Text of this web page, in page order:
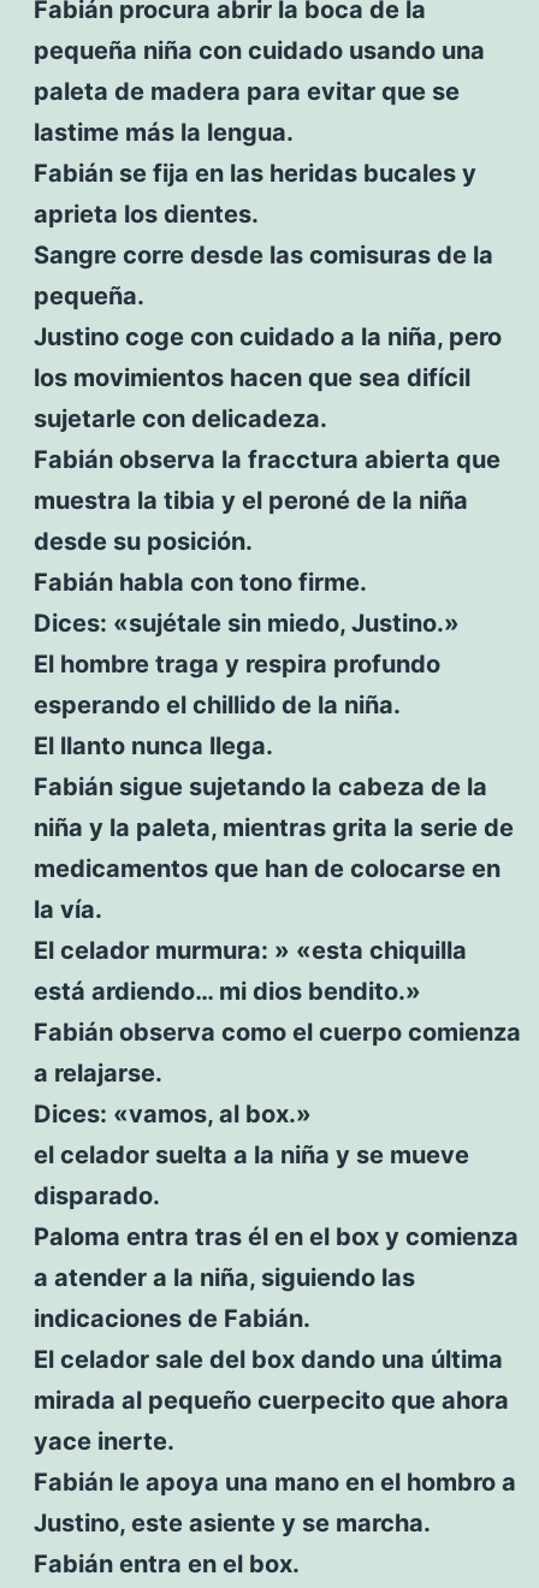
Fabián procura abrir la boca de la
pequeña niña con cuidado usando una
paleta de madera para evitar que se
lastime más la lengua.
Fabián se fija en las heridas bucales y
aprieta los dientes.
Sangre corre desde las comisuras de la
pequeña.
Justino coge con cuidado a la niña, pero
los movimientos hacen que sea difícil
sujetarle con delicadeza.
Fabián observa la fracctura abierta que
muestra la tibia y el peroné de la niña
desde su posición.
Fabián habla con tono firme.
Dices: «sujétale sin miedo, Justino.»
El hombre traga y respira profundo
esperando el chillido de la niña.
El llanto nunca llega.
Fabián sigue sujetando la cabeza de la
niña y la paleta, mientras grita la serie de
medicamentos que han de colocarse en
la vía.
El celador murmura: » «esta chiquilla
está ardiendo… mi dios bendito.»
Fabián observa como el cuerpo comienza
a relajarse.
Dices: «vamos, al box.»
el celador suelta a la niña y se mueve
disparado.
Paloma entra tras él en el box y comienza
a atender a la niña, siguiendo las
indicaciones de Fabián.
El celador sale del box dando una última
mirada al pequeño cuerpecito que ahora
yace inerte.
Fabián le apoya una mano en el hombro a
Justino, este asiente y se marcha.
Fabián entra en el box.